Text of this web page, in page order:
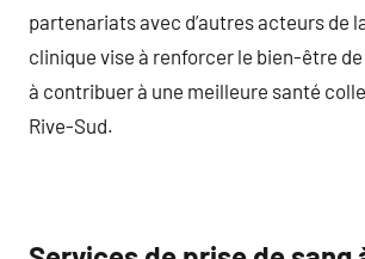
partenariats avec d’autres acteurs de
clinique vise à renforcer le bien-être
à contribuer à une meilleure santé
Rive-Sud.